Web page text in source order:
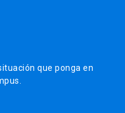
que ponga en